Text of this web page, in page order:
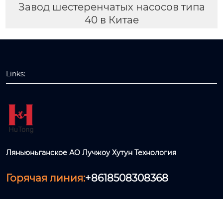
Завод шестеренчатых насосов типа
40 в Китае
Links:
Ляньюньганское АО Лучжоу Хутун Технология
Горячая линия:+8618508308368